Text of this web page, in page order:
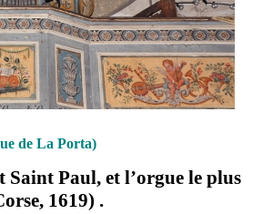
de La Porta)
Saint Paul, et l’orgue le plus
1619) .